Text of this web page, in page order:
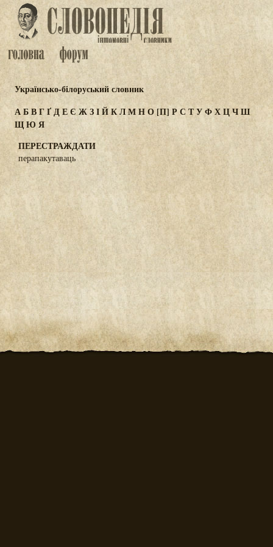
Українсько-білоруський словник
АБВГҐДЕЄ ЖЗІЙКЛМНО[П] Р С ТУФХЦЧШ
ЩЮ Я
ПЕРЕСТРАЖДАТИ
перапакутаваць